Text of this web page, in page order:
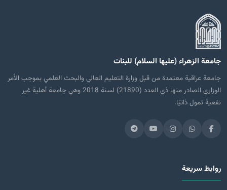
جامعة الزهراء (عليها السلام) للبنات
جامعة عراقية معتمدة من قبل وزارة التعليم العالي والبحث العلمي بموجب الأمر
الوزاري الصادر منها ذي العدد (21890) لسنة 2018 وهي جامعة أهلية غير
نفعية تمول ذاتيًا.
روابط سريعة